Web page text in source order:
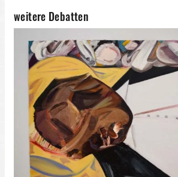
weitere Debatten